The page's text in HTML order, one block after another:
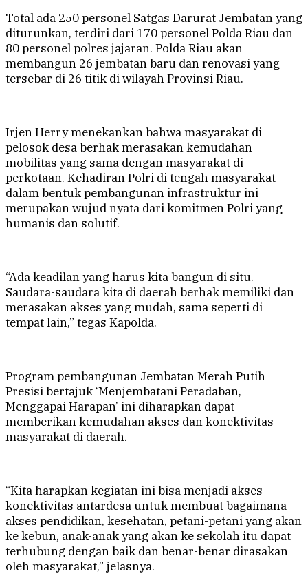
Total ada 250 personel Satgas Darurat Jembatan yang
diturunkan, terdiri dari 170 personel Polda Riau dan
80 personel polres jajaran. Polda Riau akan
membangun 26 jembatan baru dan renovasi yang
tersebar di 26 titik di wilayah Provinsi Riau.
Irjen Herry menekankan bahwa masyarakat di
pelosok desa berhak merasakan kemudahan
mobilitas yang sama dengan masyarakat di
perkotaan. Kehadiran Polri di tengah masyarakat
dalam bentuk pembangunan infrastruktur ini
merupakan wujud nyata dari komitmen Polri yang
humanis dan solutif.
“Ada keadilan yang harus kita bangun di situ.
Saudara-saudara kita di daerah berhak memiliki dan
merasakan akses yang mudah, sama seperti di
tempat lain,” tegas Kapolda.
Program pembangunan Jembatan Merah Putih
Presisi bertajuk ‘Menjembatani Peradaban,
Menggapai Harapan’ ini diharapkan dapat
memberikan kemudahan akses dan konektivitas
masyarakat di daerah.
“Kita harapkan kegiatan ini bisa menjadi akses
konektivitas antardesa untuk membuat bagaimana
akses pendidikan, kesehatan, petani-petani yang akan
ke kebun, anak-anak yang akan ke sekolah itu dapat
terhubung dengan baik dan benar-benar dirasakan
oleh masyarakat,” jelasnya.